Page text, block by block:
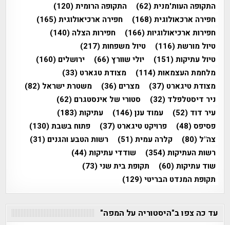
התקופה העות'מנית(62) התקופה הרומית(120)
חפירה ארכאולוגית(168) חפירה ארכיאולוגית(165)
חפירות ארכיאולוגיות(166) חפירות הצלה (140)
טיול מורשת(116) טיול משפחות(217)
טיול עתיקות(151) יולי שוורץ(66) ירושלים (160)
מלחמת העצמאות(114) מצודת טגארט (33)
מצודת טיגארט (37) מצרים (36) משטרת ישראל (82)
ניר דיסטלפלד (32) סטורי של אינסטגרם (62)
עיר דוד (52) עמוד ענן(146) עתיקות(183)
פסיפס(48) פרויקט טיגארט (37) פתוח בשבת(130)
צה"ל (80) קלרה עמית(51) רשות הטבע והגנים (31)
רשות העתיקות(354) שודדי עתיקות(44)
שוד עתיקות(60) תקופת בית שני(73)
תקופת המנדט הבריטי(129)
עד כה צפו ב"היסטוריה על המפה"